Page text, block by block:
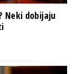
Neki dobijaju